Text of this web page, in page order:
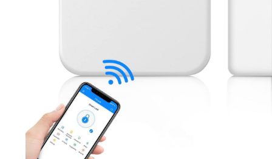
lock
avec
contrôle
vocal
Alexa